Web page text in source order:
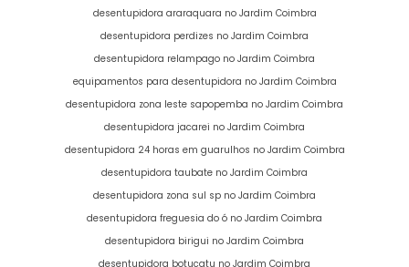
desentupidora araraquara no Jardim Coimbra
desentupidora perdizes no Jardim Coimbra
desentupidora relampago no Jardim Coimbra
equipamentos para desentupidora no Jardim Coimbra
desentupidora zona leste sapopemba no Jardim Coimbra
desentupidora jacarei no Jardim Coimbra
desentupidora 24 horas em guarulhos no Jardim Coimbra
desentupidora taubate no Jardim Coimbra
desentupidora zona sul sp no Jardim Coimbra
desentupidora freguesia do ó no Jardim Coimbra
desentupidora birigui no Jardim Coimbra
desentupidora botucatu no Jardim Coimbra